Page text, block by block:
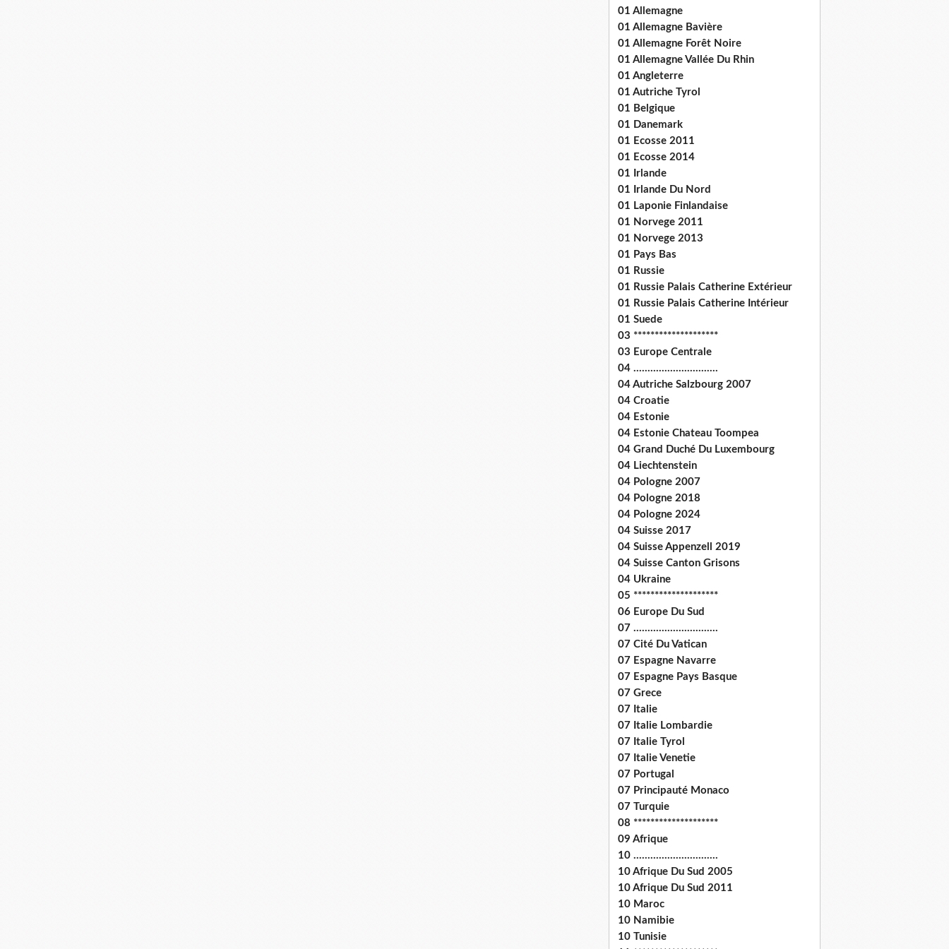
01 Allemagne
01 Allemagne Bavière
01 Allemagne Forêt Noire
01 Allemagne Vallée Du Rhin
01 Angleterre
01 Autriche Tyrol
01 Belgique
01 Danemark
01 Ecosse 2011
01 Ecosse 2014
01 Irlande
01 Irlande Du Nord
01 Laponie Finlandaise
01 Norvege 2011
01 Norvege 2013
01 Pays Bas
01 Russie
01 Russie Palais Catherine Extérieur
01 Russie Palais Catherine Intérieur
01 Suede
03 ********************
03 Europe Centrale
04 ..............................
04 Autriche Salzbourg 2007
04 Croatie
04 Estonie
04 Estonie Chateau Toompea
04 Grand Duché Du Luxembourg
04 Liechtenstein
04 Pologne 2007
04 Pologne 2018
04 Pologne 2024
04 Suisse 2017
04 Suisse Appenzell 2019
04 Suisse Canton Grisons
04 Ukraine
05 ********************
06 Europe Du Sud
07 ..............................
07 Cité Du Vatican
07 Espagne Navarre
07 Espagne Pays Basque
07 Grece
07 Italie
07 Italie Lombardie
07 Italie Tyrol
07 Italie Venetie
07 Portugal
07 Principauté Monaco
07 Turquie
08 ********************
09 Afrique
10 ..............................
10 Afrique Du Sud 2005
10 Afrique Du Sud 2011
10 Maroc
10 Namibie
10 Tunisie